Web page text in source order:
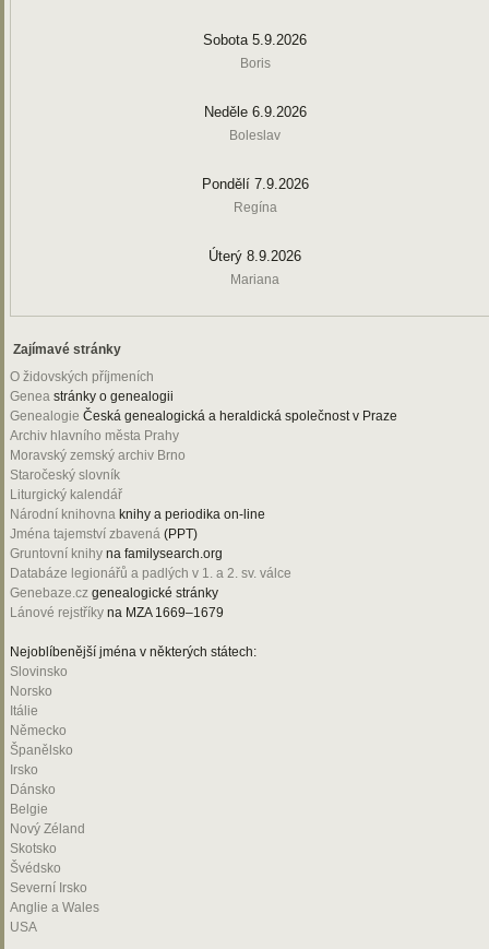
Sobota 5.9.2026
Boris
Neděle 6.9.2026
Boleslav
Pondělí 7.9.2026
Regína
Úterý 8.9.2026
Mariana
Zajímavé stránky
O židovských příjmeních
Genea stránky o genealogii
Genealogie Česká genealogická a heraldická společnost v Praze
Archiv hlavního města Prahy
Moravský zemský archiv Brno
Staročeský slovník
Liturgický kalendář
Národní knihovna knihy a periodika on-line
Jména tajemství zbavená (PPT)
Gruntovní knihy na familysearch.org
Databáze legionářů a padlých v 1. a 2. sv. válce
Genebaze.cz genealogické stránky
Lánové rejstříky na MZA 1669–1679
Nejoblíbenější jména v některých státech:
Slovinsko
Norsko
Itálie
Německo
Španělsko
Irsko
Dánsko
Belgie
Nový Zéland
Skotsko
Švédsko
Severní Irsko
Anglie a Wales
USA